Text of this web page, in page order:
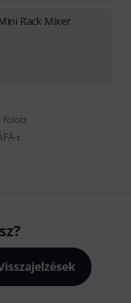
Rack Mixer
fölött
t